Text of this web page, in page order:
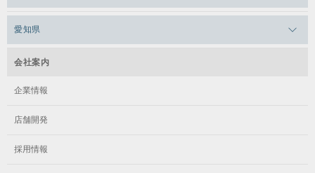
メガロスキッズ錦糸町
メガロス葛飾
メガロス小平テニススクール
メガロス日吉
メガロス綱島
メガロスルフレ綱島
メガロス市ヶ尾
メガロス鷺沼
メガロス本八幡
愛知県
メガロステラッセ納屋橋
メガロス千種
会社案内
企業情報
店舗開発
採用情報